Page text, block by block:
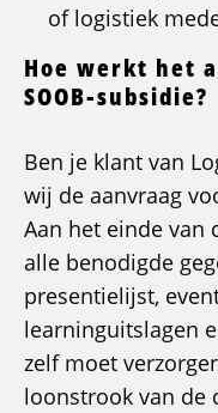
of logistiek
Hoe werkt het
SOOB-subsidie?
Ben je klant van
wij de aanvraag
Aan het einde van
alle benodigde
presentielijst,
learninguitslagen
zelf moet
loonstrook van de